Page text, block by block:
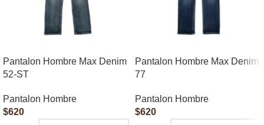
Pantalon Hombre Max Denim
52-ST
Pantalon Hombre
$620
Pantalon Hombre Max Denim
77
Pantalon Hombre
$620